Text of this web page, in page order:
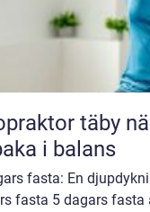
täby när kroppen behöver hjälp
i balans
fasta: En
fasta 5 dagars